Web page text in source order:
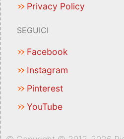
Privacy Policy
SEGUICI
Facebook
Instagram
Pinterest
YouTube